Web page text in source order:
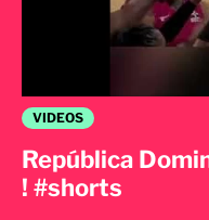
VIDEOS
República
! #shorts